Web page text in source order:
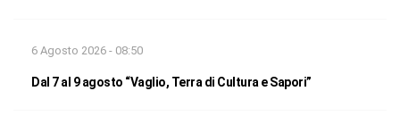
6 Agosto 2026 - 08:50
Dal 7 al 9 agosto “Vaglio, Terra di Cultura e Sapori”